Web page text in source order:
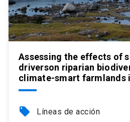
Assessing the effects of
driverson riparian
climate-smart farmlands
local_offer Líneas de acción